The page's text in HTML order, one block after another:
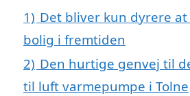
1) Det bliver kun dyrere
bolig i fremtiden
2) Den hurtige genvej til
til luft varmepumpe i Tolne